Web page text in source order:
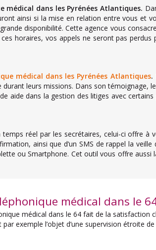
médical dans les Pyrénées Atlantiques.
ainsi si la mise en relation entre vous et
disponibilité. Cette agence vous
horaires, vos appels ne seront pas perdus
médical dans les Pyrénées Atlantiques.
leurs missions. Dans son témoignage,
aide dans la gestion des litiges avec certains
réel par les secrétaires, celui-ci offre à
ainsi que d’un SMS de rappel la veille
ou Smartphone. Cet outil vous offre aussi
médical dans le
médical dans le 64 fait de la satisfaction
exemple l’objet d’une supervision étroite